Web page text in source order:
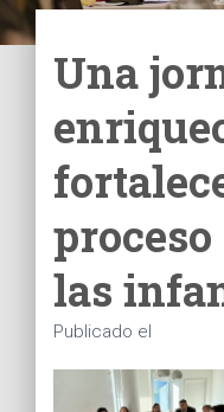
Una
las
Publicado el